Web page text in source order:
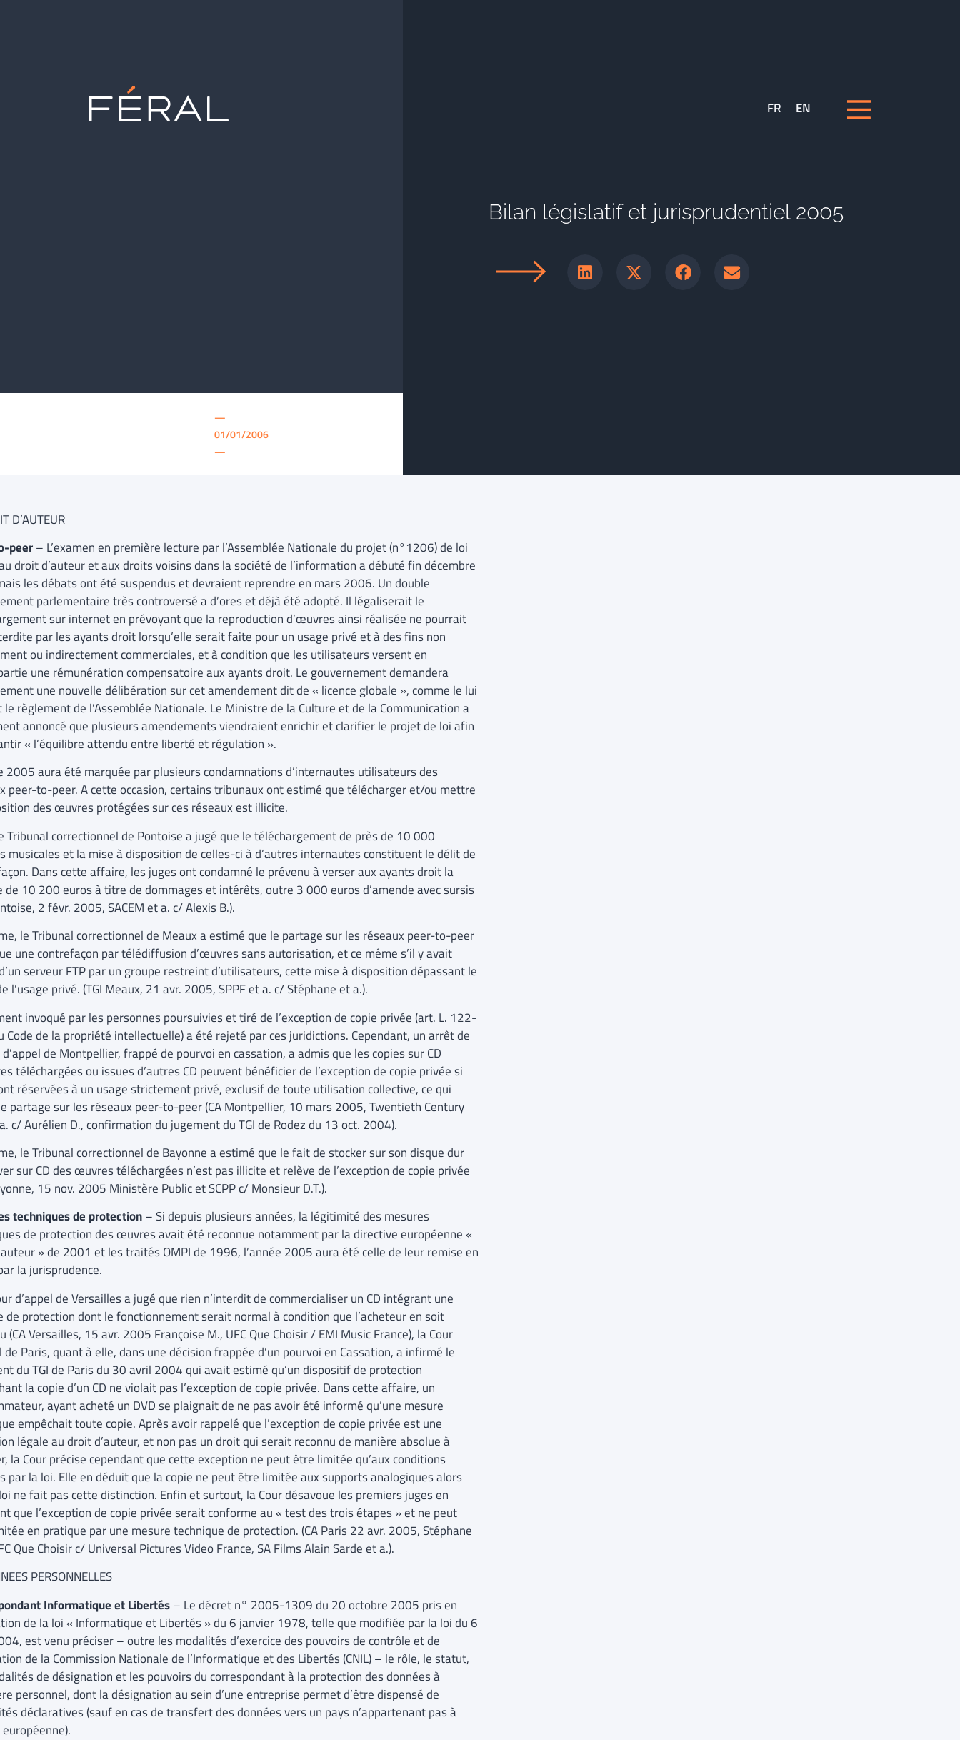
FR EN
—
01/01/2006
—
Bilan législatif et jurisprudentiel 2005
D’AUTEUR
peer– L’examen en première lecture par l’Assemblée Nationale du projet (n°1206) de loi
droit d’auteur et aux droits voisins dans la société de l’information a débuté fin décembre
les débats ont été suspendus et devraient reprendre en mars 2006. Un double
parlementaire très controversé a d’ores et déjà été adopté. Il légaliserait le
sur internet en prévoyant que la reproduction d’œuvres ainsi réalisée ne pourrait
par les ayants droit lorsqu’elle serait faite pour un usage privé et à des fins non
ou indirectement commerciales, et à condition que les utilisateurs versent en
une rémunération compensatoire aux ayants droit. Le gouvernement demandera
une nouvelle délibération sur cet amendement dit de « licence globale », comme le lui
règlement de l’Assemblée Nationale. Le Ministre de la Culture et de la Communication a
annoncé que plusieurs amendements viendraient enrichir et clarifier le projet de loi afin
« l’équilibre attendu entre liberté et régulation ».
2005 aura été marquée par plusieurs condamnations d’internautes utilisateurs des
peer-to-peer. A cette occasion, certains tribunaux ont estimé que télécharger et/ou mettre
des œuvres protégées sur ces réseaux est illicite.
Tribunal correctionnel de Pontoise a jugé que le téléchargement de près de 10 000
musicales et la mise à disposition de celles-ci à d’autres internautes constituent le délit de
Dans cette affaire, les juges ont condamné le prévenu à verser aux ayants droit la
de 10 200 euros à titre de dommages et intérêts, outre 3 000 euros d’amende avec sursis
2 févr. 2005, SACEM et a. c/ Alexis B.).
le Tribunal correctionnel de Meaux a estimé que le partage sur les réseaux peer-to-peer
une contrefaçon par télédiffusion d’œuvres sans autorisation, et ce même s’il y avait
serveur FTP par un groupe restreint d’utilisateurs, cette mise à disposition dépassant le
l’usage privé. (TGI Meaux, 21 avr. 2005, SPPF et a. c/ Stéphane et a.).
invoqué par les personnes poursuivies et tiré de l’exception de copie privée (art. L. 122-
Code de la propriété intellectuelle) a été rejeté par ces juridictions. Cependant, un arrêt de
d’appel de Montpellier, frappé de pourvoi en cassation, a admis que les copies sur CD
téléchargées ou issues d’autres CD peuvent bénéficier de l’exception de copie privée si
réservées à un usage strictement privé, exclusif de toute utilisation collective, ce qui
partage sur les réseaux peer-to-peer (CA Montpellier, 10 mars 2005, Twentieth Century
c/ Aurélien D., confirmation du jugement du TGI de Rodez du 13 oct. 2004).
le Tribunal correctionnel de Bayonne a estimé que le fait de stocker sur son disque dur
sur CD des œuvres téléchargées n’est pas illicite et relève de l’exception de copie privée
15 nov. 2005 Ministère Public et SCPP c/ Monsieur D.T.).
techniques de protection– Si depuis plusieurs années, la légitimité des mesures
de protection des œuvres avait été reconnue notamment par la directive européenne «
» de 2001 et les traités OMPI de 1996, l’année 2005 aura été celle de leur remise en
la jurisprudence.
d’appel de Versailles a jugé que rien n’interdit de commercialiser un CD intégrant une
de protection dont le fonctionnement serait normal à condition que l’acheteur en soit
(CA Versailles, 15 avr. 2005 Françoise M., UFC Que Choisir / EMI Music France), la Cour
de Paris, quant à elle, dans une décision frappée d’un pourvoi en Cassation, a infirmé le
du TGI de Paris du 30 avril 2004 qui avait estimé qu’un dispositif de protection
la copie d’un CD ne violait pas l’exception de copie privée. Dans cette affaire, un
ayant acheté un DVD se plaignait de ne pas avoir été informé qu’une mesure
empêchait toute copie. Après avoir rappelé que l’exception de copie privée est une
légale au droit d’auteur, et non pas un droit qui serait reconnu de manière absolue à
la Cour précise cependant que cette exception ne peut être limitée qu’aux conditions
par la loi. Elle en déduit que la copie ne peut être limitée aux supports analogiques alors
ne fait pas cette distinction. Enfin et surtout, la Cour désavoue les premiers juges en
que l’exception de copie privée serait conforme au « test des trois étapes » et ne peut
en pratique par une mesure technique de protection. (CA Paris 22 avr. 2005, Stéphane
Que Choisir c/ Universal Pictures Video France, SA Films Alain Sarde et a.).
PERSONNELLES
Informatique et Libertés– Le décret n° 2005-1309 du 20 octobre 2005 pris en
de la loi « Informatique et Libertés » du 6 janvier 1978, telle que modifiée par la loi du 6
est venu préciser – outre les modalités d’exercice des pouvoirs de contrôle et de
de la Commission Nationale de l’Informatique et des Libertés (CNIL) – le rôle, le statut,
de désignation et les pouvoirs du correspondant à la protection des données à
personnel, dont la désignation au sein d’une entreprise permet d’être dispensé de
déclaratives (sauf en cas de transfert des données vers un pays n’appartenant pas à
européenne).